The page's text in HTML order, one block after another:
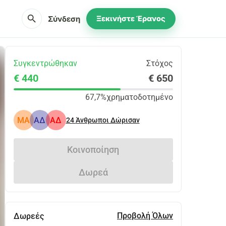
search Σύνδεση Ξεκινήστε Έρανος
Συγκεντρώθηκαν Στόχος
€ 440 € 650
67,7%χρηματοδοτημένο
ΜΑ ΑΔ ΑΔ 24Άνθρωποι Δώρισαν
Κοινοποίηση
Δωρεά
Δωρεές Προβολή Όλων